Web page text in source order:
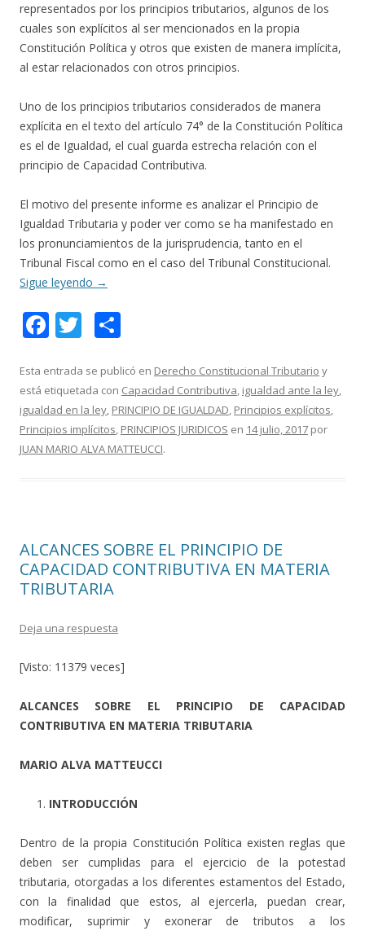
representados por los principios tributarios, algunos de los
cuales son explícitos al ser mencionados en la propia
Constitución Política y otros que existen de manera implícita,
al estar relacionados con otros principios.
Uno de los principios tributarios considerados de manera
explícita en el texto del artículo 74° de la Constitución Política
es el de Igualdad, el cual guarda estrecha relación con el
principio de Capacidad Contributiva.
El motivo del presente informe es analizar el Principio de
Igualdad Tributaria y poder ver como se ha manifestado en
los pronunciamientos de la jurisprudencia, tanto en el
Tribunal Fiscal como en el caso del Tribunal Constitucional.
Sigue leyendo →
F
e
b
o
o
T
itt
er
m
p
ar
ti
Esta entrada se publicó en Derecho Constitucional Tributario y
está etiquetada con Capacidad Contributiva, igualdad ante la ley,
igualdad en la ley, PRINCIPIO DE IGUALDAD, Principios explícitos,
Principios implícitos, PRINCIPIOS JURIDICOS en 14 julio, 2017 por
JUAN MARIO ALVA MATTEUCCI.
ALCANCES SOBRE EL PRINCIPIO DE
CAPACIDAD CONTRIBUTIVA EN MATERIA
TRIBUTARIA
Deja una respuesta
[Visto: 11379 veces]
ALCANCES SOBRE EL PRINCIPIO DE CAPACIDAD
CONTRIBUTIVA EN MATERIA TRIBUTARIA
MARIO ALVA MATTEUCCI
INTRODUCCIÓN
Dentro de la propia Constitución Política existen reglas que
deben ser cumplidas para el ejercicio de la potestad
tributaria, otorgadas a los diferentes estamentos del Estado,
con la finalidad que estos, al ejercerla, puedan crear,
modificar, suprimir y exonerar de tributos a los